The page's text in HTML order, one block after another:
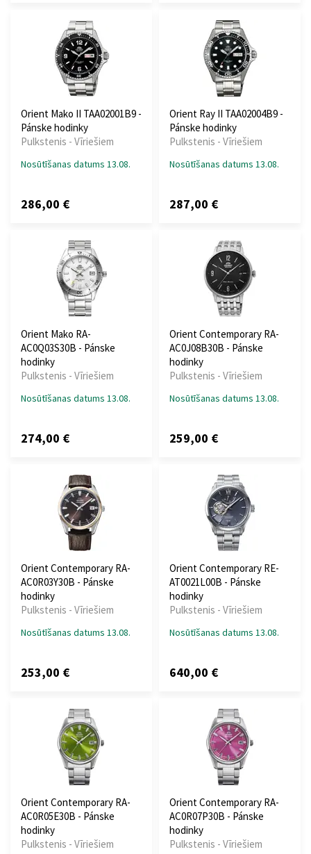
Orient Mako II TAA02001B9 -
Pánske hodinky
Pulkstenis - Vīriešiem
Nosūtīšanas datums 13.08.
286,00 €
Orient Ray II TAA02004B9 -
Pánske hodinky
Pulkstenis - Vīriešiem
Nosūtīšanas datums 13.08.
287,00 €
Orient Mako RA-
AC0Q03S30B - Pánske
hodinky
Pulkstenis - Vīriešiem
Nosūtīšanas datums 13.08.
274,00 €
Orient Contemporary RA-
AC0J08B30B - Pánske
hodinky
Pulkstenis - Vīriešiem
Nosūtīšanas datums 13.08.
259,00 €
Orient Contemporary RA-
AC0R03Y30B - Pánske
hodinky
Pulkstenis - Vīriešiem
Nosūtīšanas datums 13.08.
253,00 €
Orient Contemporary RE-
AT0021L00B - Pánske
hodinky
Pulkstenis - Vīriešiem
Nosūtīšanas datums 13.08.
640,00 €
Orient Contemporary RA-
AC0R05E30B - Pánske
hodinky
Pulkstenis - Vīriešiem
Orient Contemporary RA-
AC0R07P30B - Pánske
hodinky
Pulkstenis - Vīriešiem